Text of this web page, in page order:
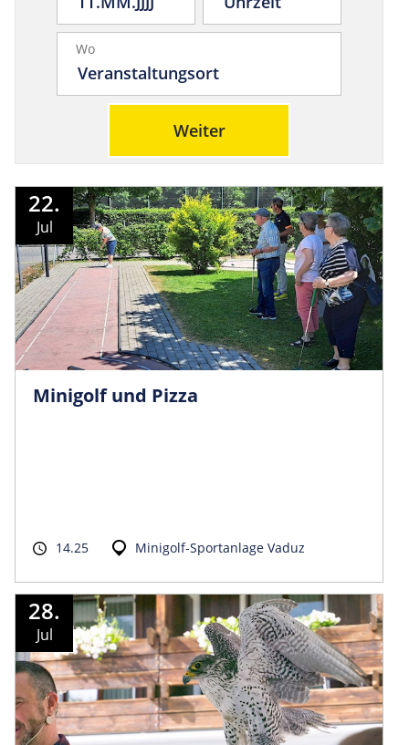
Wo
Weiter
22.
Jul
Minigolf und Pizza
14.25 Minigolf-Sportanlage Vaduz
28.
Jul